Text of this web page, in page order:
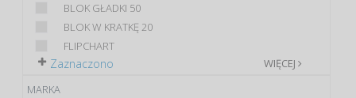
BLOK GŁADKI 50
BLOK W KRATKĘ 20
FLIPCHART
WIĘCEJ
Zaznaczono
MARKA
W przypadku użytkowników zalogowanych, ważna jest Państwa
wcześniejsza zgoda której udzieliliście podczas zakładania
konta. Każda Państwa zgoda jest dobrowolna i można ją w
dowolnym momencie wycofać.